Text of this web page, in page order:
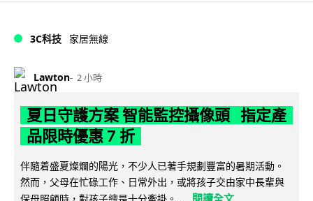
3C科技 家居無線
Lawton 2 小時
夏日守護方案 智能監控攝像頭 指定產
品限時優惠 7 折
伴隨着盛夏燦爛的陽光，不少人已著手規劃豐富的暑期活動。
然而，父母在忙碌工作、日常外出，或將孩子交由家中長輩與